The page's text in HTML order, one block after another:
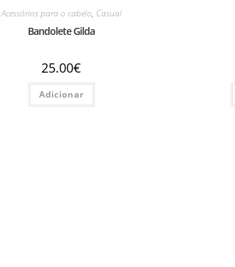
Acessórios para o cabelo, Casual
Bandolete Gilda
25.00€
Adicionar